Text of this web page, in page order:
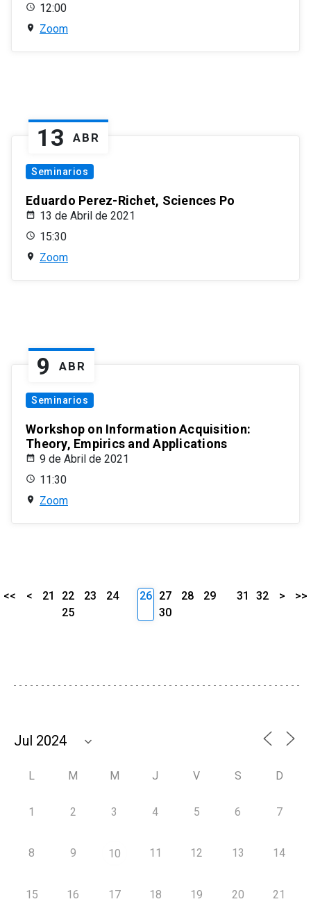
12:00
Zoom
13 ABR
Seminarios
Eduardo Perez-Richet, Sciences Po
13 de Abril de 2021
15:30
Zoom
9 ABR
Seminarios
Workshop on Information Acquisition:
Theory, Empirics and Applications
9 de Abril de 2021
11:30
Zoom
<< < 21 22 23
24
25
26 27 28
29
30
31 32 > >>
L M M J V S D
1 2 3 4 5 6 7
8 9 10 11 12 13 14
15 16 17 18 19 20 21